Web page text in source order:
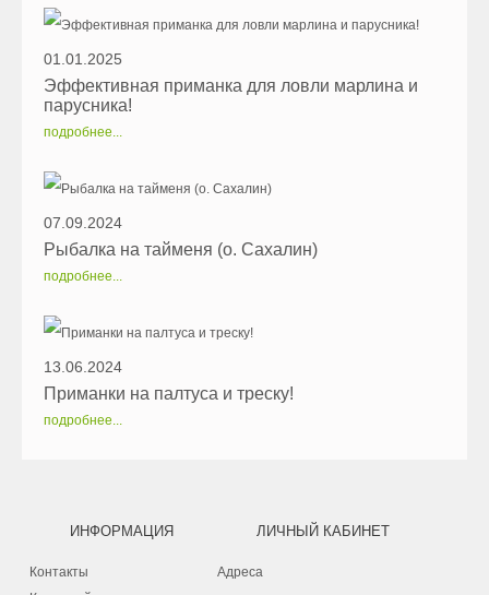
01.01.2025
Эффективная приманка для ловли марлина и
парусника!
подробнее...
07.09.2024
Рыбалка на тайменя (о. Сахалин)
подробнее...
13.06.2024
Приманки на палтуса и треску!
подробнее...
ИНФОРМАЦИЯ
Контакты
ЛИЧНЫЙ КАБИНЕТ
Адреса